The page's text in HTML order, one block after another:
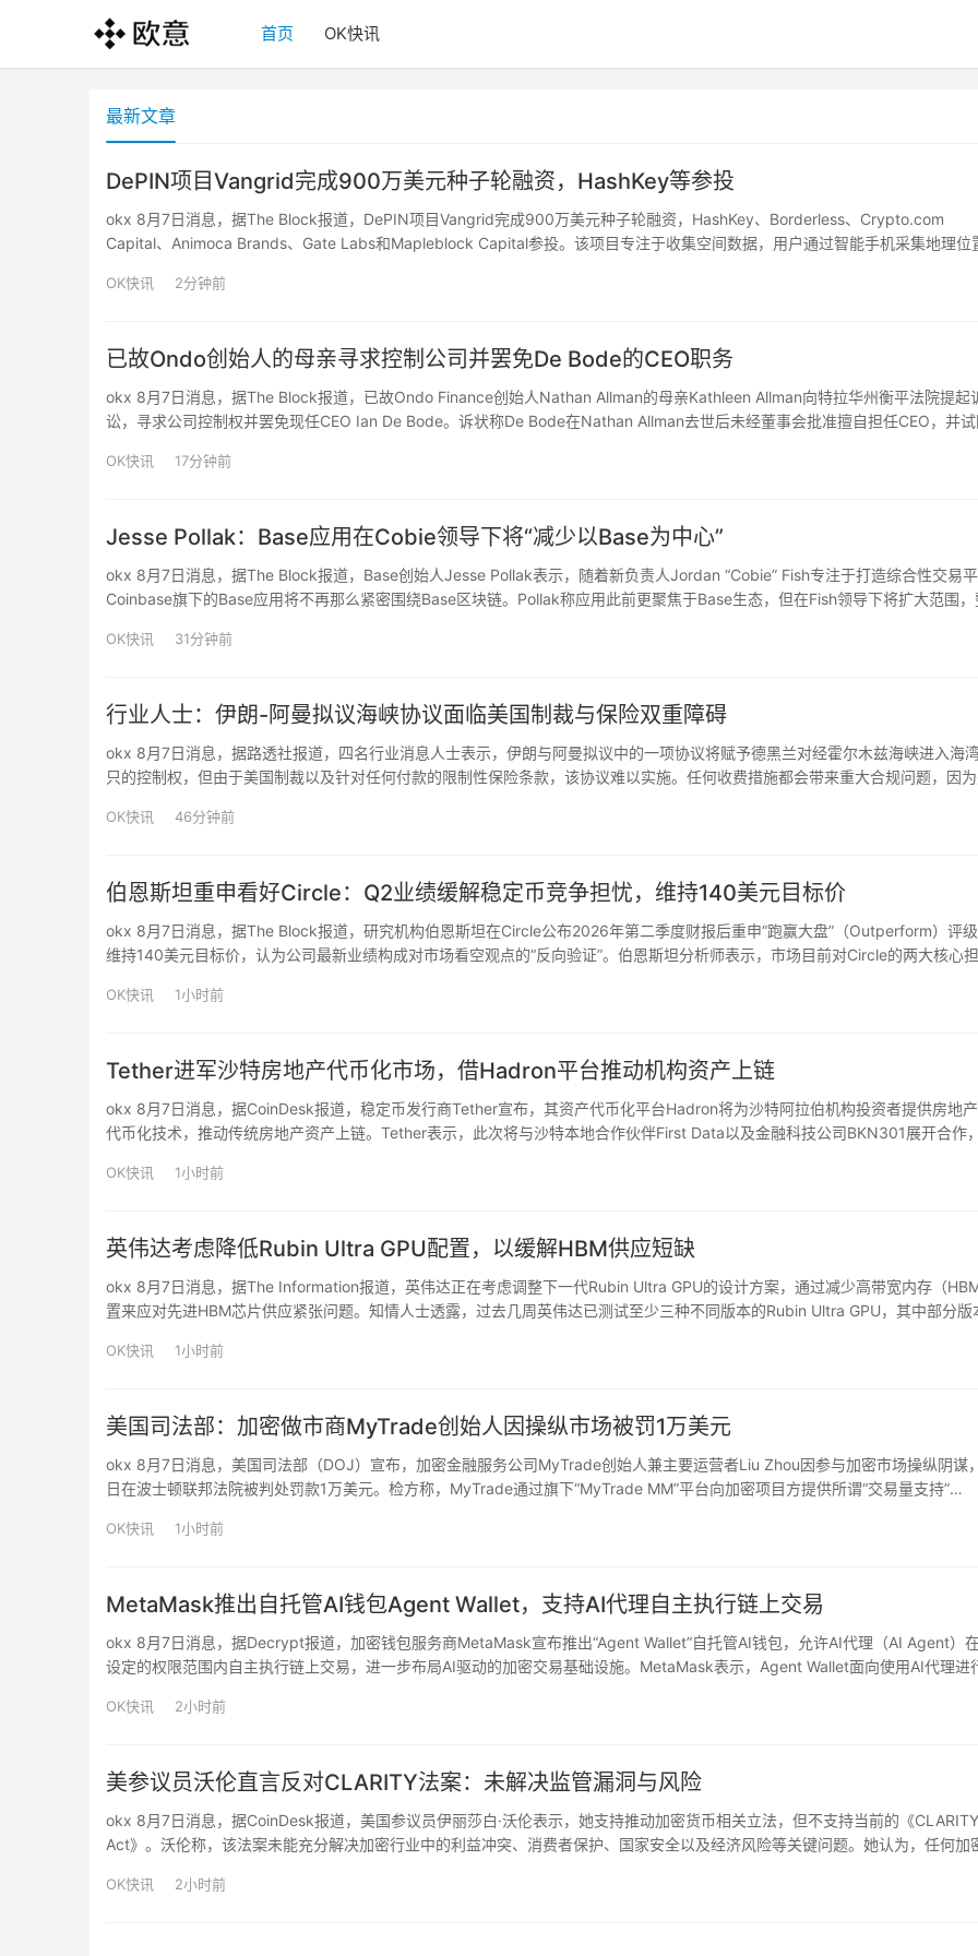
首页 OK快讯
最新文章
DePIN项目Vangrid完成900万美元种子轮融资，HashKey等参投
okx 8月7日消息，据The Block报道，DePIN项目Vangrid完成900万美元种子轮融资，HashKey、Borderless、Crypto.com
Capital、Animoca Brands、Gate Labs和Mapleblock Capital参投。该项目专注于收集空间数据，用户通过智能手机采集地理位
OK快讯 2分钟前
已故Ondo创始人的母亲寻求控制公司并罢免De Bode的CEO职务
okx 8月7日消息，据The Block报道，已故Ondo Finance创始人Nathan Allman的母亲Kathleen Allman向特拉华州衡平法院提起
讼，寻求公司控制权并罢免现任CEO Ian De Bode。诉状称De Bode在Nathan Allman去世后未经董事会批准擅自担任CEO，并试
OK快讯 17分钟前
Jesse Pollak：Base应用在Cobie领导下将“减少以Base为中心”
okx 8月7日消息，据The Block报道，Base创始人Jesse Pollak表示，随着新负责人Jordan “Cobie” Fish专注于打造综合性交易平
Coinbase旗下的Base应用将不再那么紧密围绕Base区块链。Pollak称应用此前更聚焦于Base生态，但在Fish领导下将扩大范围，
OK快讯 31分钟前
行业人士：伊朗-阿曼拟议海峡协议面临美国制裁与保险双重障碍
okx 8月7日消息，据路透社报道，四名行业消息人士表示，伊朗与阿曼拟议中的一项协议将赋予德黑兰对经霍尔木兹海峡进入海
只的控制权，但由于美国制裁以及针对任何付款的限制性保险条款，该协议难以实施。任何收费措施都会带来重大合规问题，因为
OK快讯 46分钟前
伯恩斯坦重申看好Circle：Q2业绩缓解稳定币竞争担忧，维持140美元目标价
okx 8月7日消息，据The Block报道，研究机构伯恩斯坦在Circle公布2026年第二季度财报后重申“跑赢大盘”（Outperform）评
维持140美元目标价，认为公司最新业绩构成对市场看空观点的“反向验证”。伯恩斯坦分析师表示，市场目前对Circle的两大核心
OK快讯 1小时前
Tether进军沙特房地产代币化市场，借Hadron平台推动机构资产上链
okx 8月7日消息，据CoinDesk报道，稳定币发行商Tether宣布，其资产代币化平台Hadron将为沙特阿拉伯机构投资者提供房地
代币化技术，推动传统房地产资产上链。Tether表示，此次将与沙特本地合作伙伴First Data以及金融科技公司BKN301展开合作
OK快讯 1小时前
英伟达考虑降低Rubin Ultra GPU配置，以缓解HBM供应短缺
okx 8月7日消息，据The Information报道，英伟达正在考虑调整下一代Rubin Ultra GPU的设计方案，通过减少高带宽内存（
置来应对先进HBM芯片供应紧张问题。知情人士透露，过去几周英伟达已测试至少三种不同版本的Rubin Ultra GPU，其中部分版
OK快讯 1小时前
美国司法部：加密做市商MyTrade创始人因操纵市场被罚1万美元
okx 8月7日消息，美国司法部（DOJ）宣布，加密金融服务公司MyTrade创始人兼主要运营者Liu Zhou因参与加密市场操纵阴谋
日在波士顿联邦法院被判处罚款1万美元。检方称，MyTrade通过旗下“MyTrade MM”平台向加密项目方提供所谓“交易量支持”
OK快讯 1小时前
MetaMask推出自托管AI钱包Agent Wallet，支持AI代理自主执行链上交易
okx 8月7日消息，据Decrypt报道，加密钱包服务商MetaMask宣布推出“Agent Wallet”自托管AI钱包，允许AI代理（AI Agent）
设定的权限范围内自主执行链上交易，进一步布局AI驱动的加密交易基础设施。MetaMask表示，Agent Wallet面向使用AI代理进
OK快讯 2小时前
美参议员沃伦直言反对CLARITY法案：未解决监管漏洞与风险
okx 8月7日消息，据CoinDesk报道，美国参议员伊丽莎白·沃伦表示，她支持推动加密货币相关立法，但不支持当前的《CLARITY
Act》。沃伦称，该法案未能充分解决加密行业中的利益冲突、消费者保护、国家安全以及经济风险等关键问题。她认为，任何加
OK快讯 2小时前